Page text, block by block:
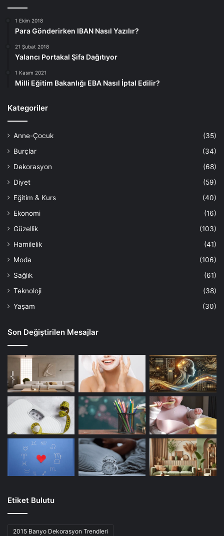
1 Ekim 2018
Para Gönderirken IBAN Nasıl Yazılır?
21 Şubat 2018
Yalancı Portakal Şifa Dağıtıyor
1 Kasım 2021
Milli Eğitim Bakanlığı EBA Nasıl İptal Edilir?
Kategoriler
Anne-Çocuk
(35)
Burçlar
(34)
Dekorasyon
(68)
Diyet
(59)
Eğitim & Kurs
(40)
Ekonomi
(16)
Güzellik
(103)
Hamilelik
(41)
Moda
(106)
Sağlık
(61)
Teknoloji
(38)
Yaşam
(30)
Son Değiştirilen Mesajlar
Etiket Bulutu
2015 Banyo Dekorasyon Trendleri